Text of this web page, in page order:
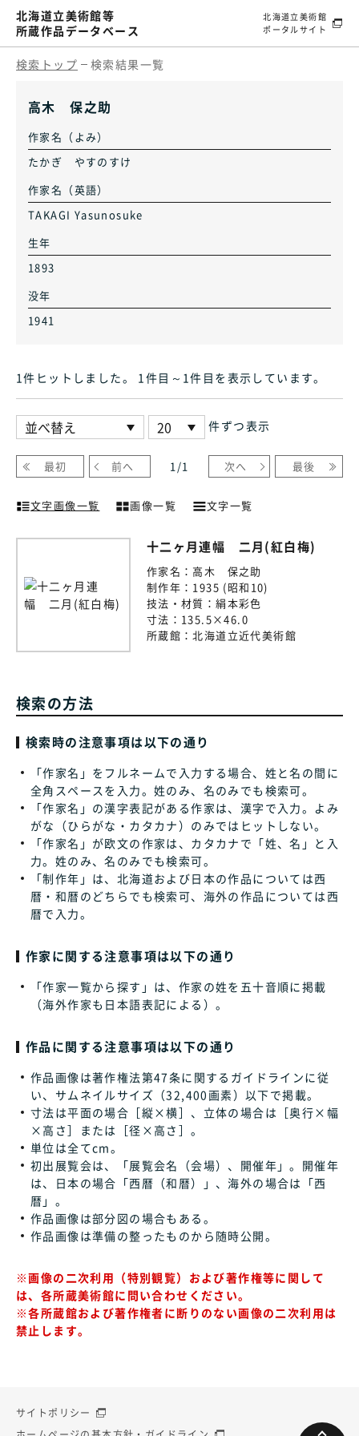
北海道立美術館等
所蔵作品データベース
北海道立美術館
ポータルサイト
検索トップ 検索結果一覧
高木 保之助
作家名（よみ）
たかぎ やすのすけ
作家名（英語）
TAKAGI Yasunosuke
生年
1893
没年
1941
1件ヒット しました。 1件目～1件目 を表示しています。
件ずつ表示
最初 前へ 1 /1 次へ 最後
文字画像一覧 画像一覧 文字一覧
十二ヶ月連幅 二月(紅白梅)
作家名： 高木 保之助
制作年： 1935 (昭和10)
技法・材質：絹本彩色
寸法： 135.5×46.0
所蔵館：北海道立近代美術館
検索の方法
検索時の注意事項は以下の通り
「作家名」をフルネームで入力する場合、姓と名の間に
全角スペースを入力。姓のみ、名のみでも検索可。
「作家名」の漢字表記がある作家は、漢字で入力。よみ
がな（ひらがな・カタカナ）のみではヒットしない。
「作家名」が欧文の作家は、カタカナで「姓、名」と入
力。姓のみ、名のみでも検索可。
「制作年」は、北海道および日本の作品については西
暦・和暦のどちらでも検索可、海外の作品については西
暦で入力。
作家に関する注意事項は以下の通り
「作家一覧から探す」は、作家の姓を五十音順に掲載
（海外作家も日本語表記による）。
作品に関する注意事項は以下の通り
作品画像は著作権法第47条に関するガイドラインに従
い、サムネイルサイズ（32,400画素）以下で掲載。
寸法は平面の場合［縦×横］、立体の場合は［奥行×幅
×高さ］または［径×高さ］。
単位は全てcm。
初出展覧会は、「展覧会名（会場）、開催年」。開催年
は、日本の場合「西暦（和暦）」、海外の場合は「西
暦」。
作品画像は部分図の場合もある。
作品画像は準備の整ったものから随時公開。
※画像の二次利用（特別観覧）および著作権等に関して
は、各所蔵美術館に問い合わせください。
※各所蔵館および著作権者に断りのない画像の二次利用は
禁止します。
サイトポリシー